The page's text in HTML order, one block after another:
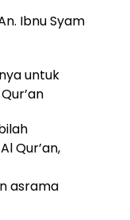
Ibnu Syam
untuk
Qur’an,
asrama